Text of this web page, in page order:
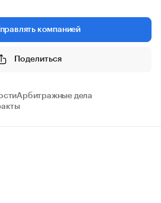
компанией
Поделиться
Арбитражные дела